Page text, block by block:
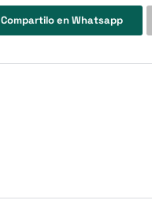
Compartilo en Whatsapp